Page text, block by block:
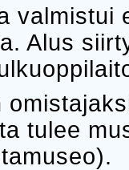
valmistui
Alus
tulee